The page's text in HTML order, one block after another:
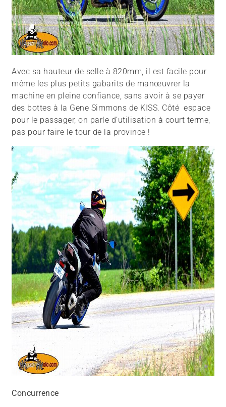
Avec sa hauteur de selle à 820mm, il est facile pour
même les plus petits gabarits de manœuvrer la
machine en pleine confiance, sans avoir à se payer
des bottes à la Gene Simmons de KISS. Côté espace
pour le passager, on parle d’utilisation à court terme,
pas pour faire le tour de la province !
Concurrence